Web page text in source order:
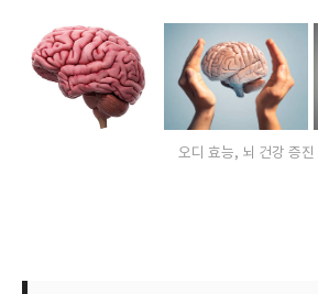
오디 효능, 뇌 건강 증진